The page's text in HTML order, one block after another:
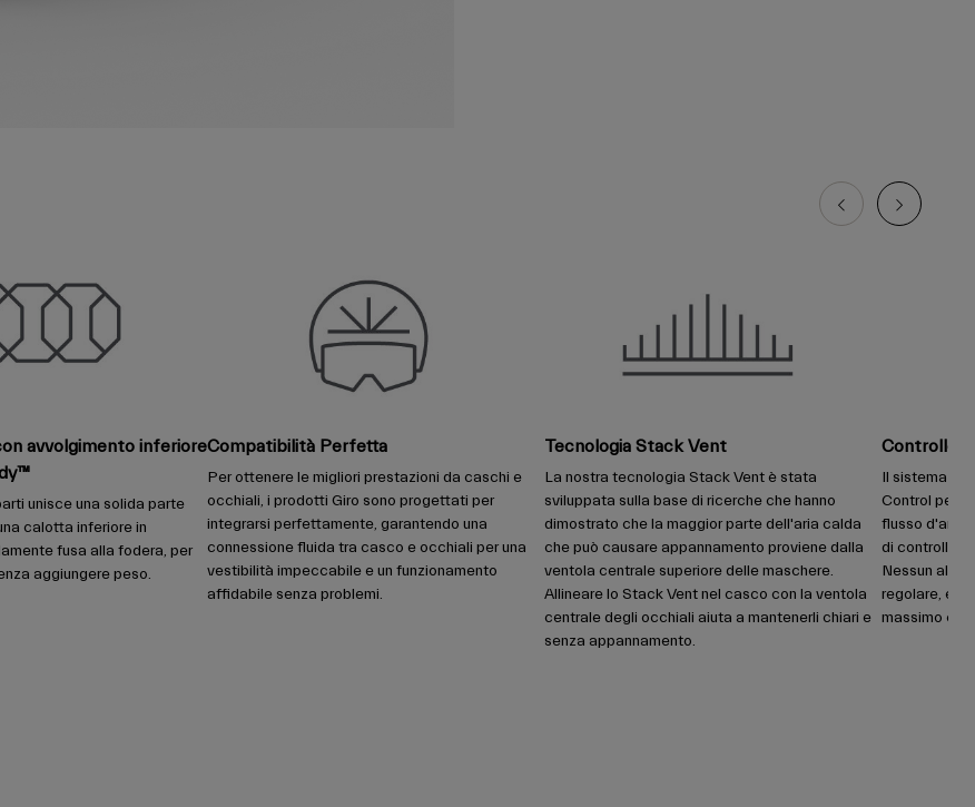
avvolgimento inferiore
unisce una solida parte
calotta inferiore in
fusa alla fodera, per
aggiungere peso.
Compatibilità Perfetta
Per ottenere le migliori prestazioni da caschi e
occhiali, i prodotti Giro sono progettati per
integrarsi perfettamente, garantendo una
connessione fluida tra casco e occhiali per una
vestibilità impeccabile e un funzionamento
affidabile senza problemi.
Tecnologia Stack Vent
La nostra tecnologia Stack Vent è stata
sviluppata sulla base di ricerche che hanno
dimostrato che la maggior parte dell'aria calda
che può causare appannamento proviene dalla
ventola centrale superiore delle maschere.
Allineare lo Stack Vent nel casco con la ventola
centrale degli occhiali aiuta a mantenerli chiari e
senza appannamento.
Controllo
Il sistema di
Control
flusso d'aria
di controllo
Nessun altro
regolare, e
massimo